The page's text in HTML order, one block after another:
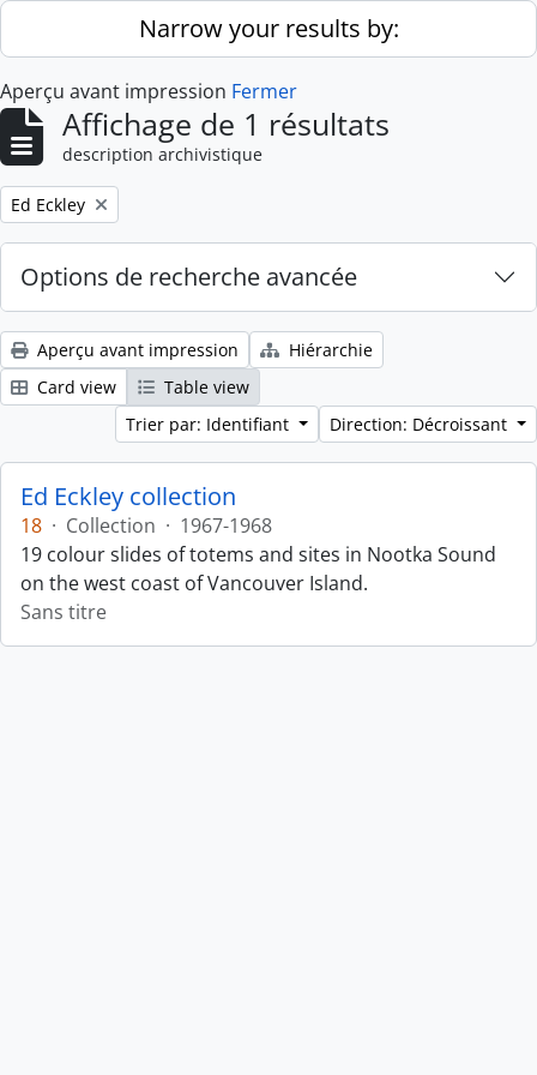
Skip to main contentNarrow your results by:
Aperçu avant impression Fermer
Affichage de 1 résultats
description archivistique
Remove filter:
Ed Eckley
Options de recherche avancée
Aperçu avant impression
Hiérarchie
Card view
Table view
Trier par: Identifiant
Direction: Décroissant
Ed Eckley collection
18 · Collection · 1967-1968
19 colour slides of totems and sites in Nootka Sound
on the west coast of Vancouver Island.
Sans titre